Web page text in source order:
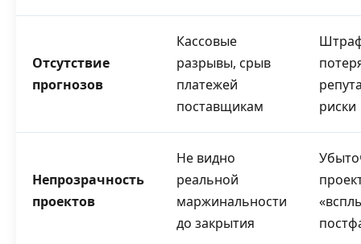
Отсутствие
прогнозов
Кассовые
разрывы, срыв
платежей
поставщикам
риски
Непрозрачность
проектов
Не видно
реальной
маржинальности
до закрытия